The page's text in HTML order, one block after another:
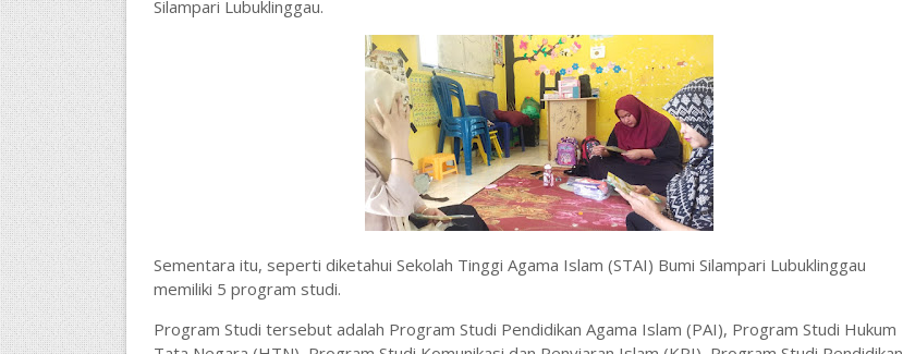
Silampari Lubuklinggau.
Sementara itu, seperti diketahui Sekolah Tinggi Agama Islam (STAI) Bumi Silampari Lubuklinggau
memiliki 5 program studi.
Program Studi tersebut adalah Program Studi Pendidikan Agama Islam (PAI), Program Studi Hukum